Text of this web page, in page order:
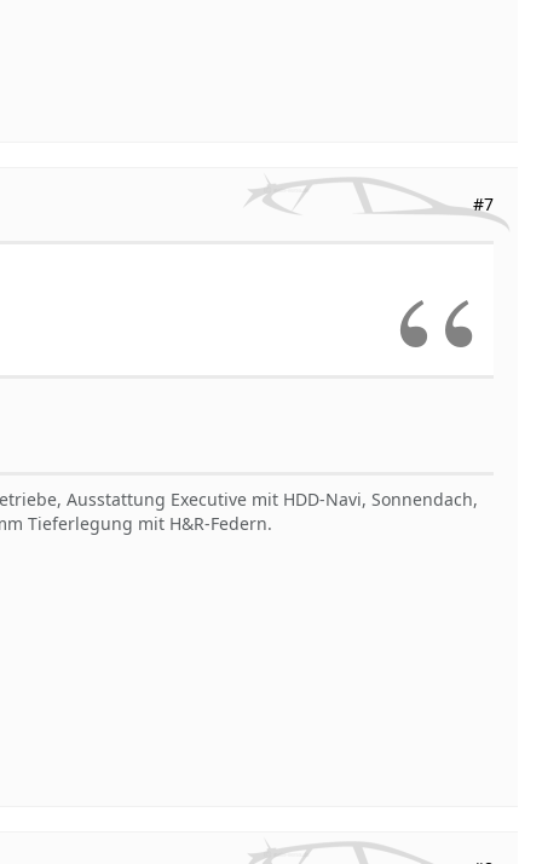
#7
Ausstattung Executive mit HDD-Navi, Sonnendach,
Tieferlegung mit H&R-Federn.